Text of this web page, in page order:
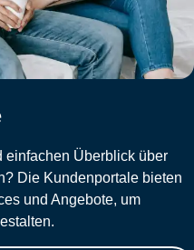
einfachen Überblick über
Die Kundenportale bieten
und Angebote, um